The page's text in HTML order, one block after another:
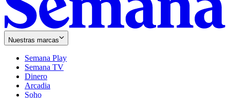
Nuestras marcas
Semana Play
Semana TV
Dinero
Arcadia
Soho